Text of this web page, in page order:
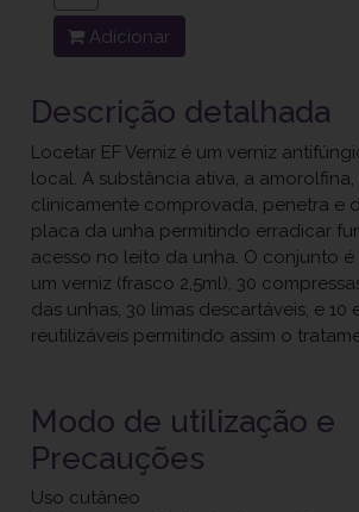
Adicionar
Descrição detalhada
Locetar EF Verniz é um verniz
local. A substância ativa, a
clinicamente comprovada, penetra e
placa da unha permitindo erradicar
acesso no leito da unha. O conjunto
um verniz (frasco 2,5ml), 30
das unhas, 30 limas descartáveis, e 10
reutilizáveis permitindo assim o
Modo de utilização e
Precauções
Uso cutâneo